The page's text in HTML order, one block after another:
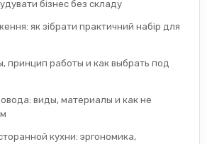
бізнес без складу
як зібрати практичний набір для
принцип работы и как выбрать под
виды, материалы и как не
кухни: эргономика,